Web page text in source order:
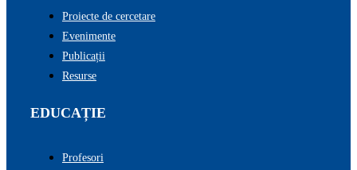
Proiecte de cercetare
Evenimente
Publicații
Resurse
EDUCAȚIE
Profesori